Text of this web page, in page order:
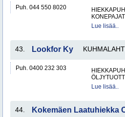
Puh. 044 550 8020
Lue lisää..
43. Lookfor Ky
Puh. 0400 232 303
Lue lisää..
44. Kokemäen Laatuhiekka